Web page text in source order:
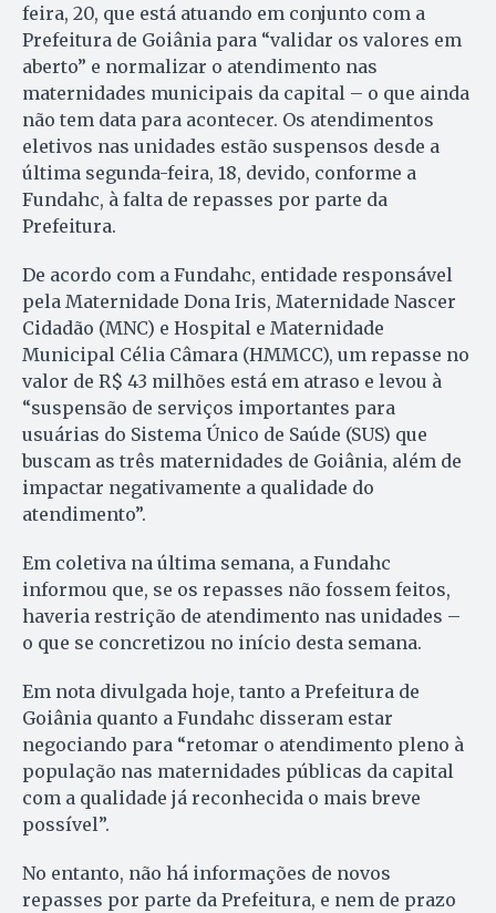
feira, 20, que está atuando em conjunto com a
Prefeitura de Goiânia para “validar os valores em
aberto” e normalizar o atendimento nas
maternidades municipais da capital – o que ainda
não tem data para acontecer. Os atendimentos
eletivos nas unidades estão suspensos desde a
última segunda-feira, 18, devido, conforme a
Fundahc, à falta de repasses por parte da
Prefeitura.
De acordo com a Fundahc, entidade responsável
pela Maternidade Dona Iris, Maternidade Nascer
Cidadão (MNC) e Hospital e Maternidade
Municipal Célia Câmara (HMMCC), um repasse no
valor de R$ 43 milhões está em atraso e levou à
“suspensão de serviços importantes para
usuárias do Sistema Único de Saúde (SUS) que
buscam as três maternidades de Goiânia, além de
impactar negativamente a qualidade do
atendimento”.
Em coletiva na última semana, a Fundahc
informou que, se os repasses não fossem feitos,
haveria restrição de atendimento nas unidades –
o que se concretizou no início desta semana.
Em nota divulgada hoje, tanto a Prefeitura de
Goiânia quanto a Fundahc disseram estar
negociando para “retomar o atendimento pleno à
população nas maternidades públicas da capital
com a qualidade já reconhecida o mais breve
possível”.
No entanto, não há informações de novos
repasses por parte da Prefeitura, e nem de prazo